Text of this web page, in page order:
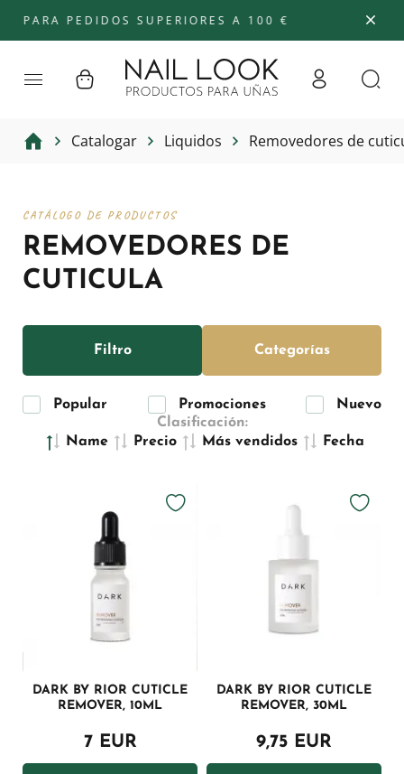
PEDIDOS SUPERIORES A 100 €
Catalogar Liquidos Removedores de
REMOVEDORES DE
CUTICULA
CATÁLOGO DE PRODUCTOS
Popular Promociones
Nuevo
Clasificación:
Name
Precio Más vendidos Fecha
DARK BY RIOR CUTICLE
REMOVER, 10ML
7 EUR
DARK BY RIOR CUTICLE
REMOVER, 30ML
9,75 EUR
Filtro Categorías